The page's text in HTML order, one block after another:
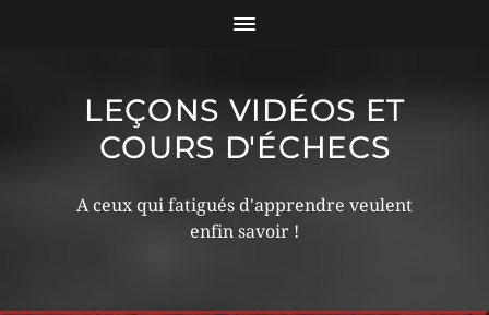
LEÇONS VIDÉOS ET
COURS D'ÉCHECS
A ceux qui fatigués d'apprendre veulent
enfin savoir !